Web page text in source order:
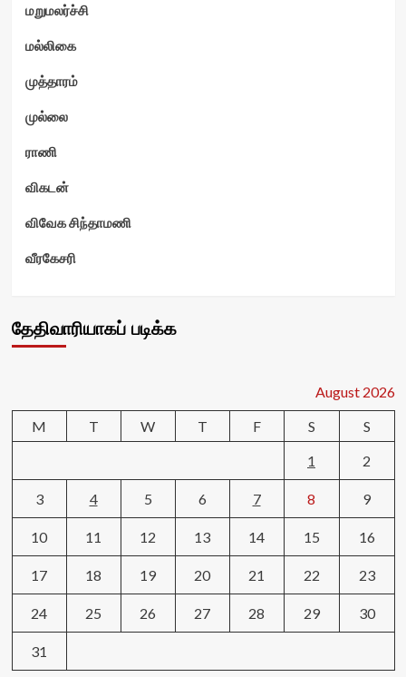
மறுமலர்ச்சி
மல்லிகை
முத்தாரம்
முல்லை
ராணி
விகடன்
விவேக சிந்தாமணி
வீரகேசரி
தேதிவாரியாகப் படிக்க
August 2026
M
T W T F S
S
1
2
3 4 5 6 7 8 9
10 11 12 13 14 15 16
17 18 19 20 21 22 23
24 25 26 27 28 29 30
31